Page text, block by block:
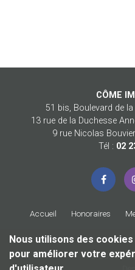
Nous utilisons des
pour améliorer votre
CÔME
51 bis, Boulevard de la
13 rue de la Duchesse
9 rue Nicolas
Tél : 02
Accueil Honoraires
© 2026